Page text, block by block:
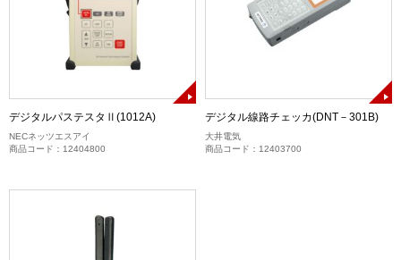
デジタルパステスタⅡ(1012A)
NECネッツエスアイ
商品コード：12404800
デジタル線路チェッカ(DNT－301B)
大井電気
商品コード：12403700